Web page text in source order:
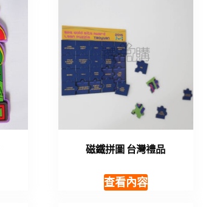
磁鐵拼圖 台灣禮品
查看內容